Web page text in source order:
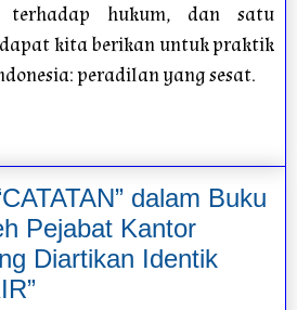
terhadap hukum, dan satu
kita berikan untuk praktik
peradilan yang sesat.
dalam Buku
Pejabat Kantor
Diartikan Identik